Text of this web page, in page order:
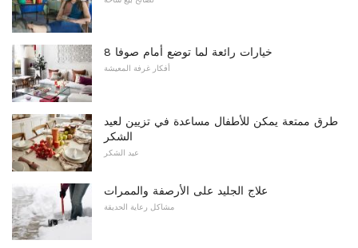
8 خيارات رائعة لما توضع أمام صوفا
أفكار غرفة المعيشة
طرق ممتعة يمكن للأطفال مساعدة في تزيين لعيد
الشكر
عيد الشكر
علاج الجليد على الأرصفة والممرات
مشاكل رعاية الحديقة